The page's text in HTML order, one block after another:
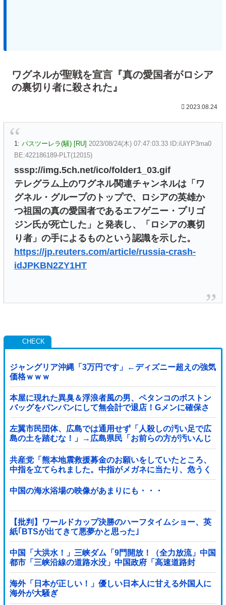
ワグネルが聖戦を宣言『真の愛国者がロシア
の裏切り者に殺された』
2023.08.24
1: パスツーレラ(騒) [RU] 2023/08/24(木) 07:47:03.33 ID:iUiYP3ma0
BE:422186189-PLT(12015)
sssp://img.5ch.net/ico/folder1_03.gif
テレグラム上のワグネル関連チャンネルは「ワ
グネル・グループのトップで、ロシアの英雄か
つ祖国の真の愛国者であるエフゲニー・プリゴ
ジン氏が死亡した」と発表し、「ロシアの裏切
り者」の手によるものという認識を示した。
https://jp.reuters.com/article/russia-crash-
idJPKBN2ZY1HT
ジャングリア沖縄「3万円です」←ディズニー超えの強気
価格ｗｗｗ
本屋に現れた異臭＆浮浪者風の男、ペタンコのボストン
バッグをパンパンにして無会計で退店！Gメンに確保さ
れ「なんで？」と本気で困惑ｗｗｗ
左翼市民団体、広島では通用せず「人殺しの汚い足で広
島の土を踏むな！」→広島県民「お前らの方が汚いんじ
ゃ！」「ワシらが広島県民じゃ」
共産党「熊本地震救援募金のお願いをしていたところ、
中指を立てられました。中指がメガネに当たり、危うく
怪我をするところでした」
中国の海水浴場の映像があまりにも・・・
【批判】ワールドカップ決勝のハーフタイムショー、英
紙｢BTSが出てきて悪夢かと思った｣
中国「大洪水！」三峡ダム「9門開放！（全力放流」中国
都市「三峡沿線の道路水没」中国政府「高速道路封
鎖！」中国ダム「緊急放流に合わせて開門（土砂崩れ発
生」→
海外「日本が正しい！」優しい日本人に甘える外国人に
海外が大騒ぎ